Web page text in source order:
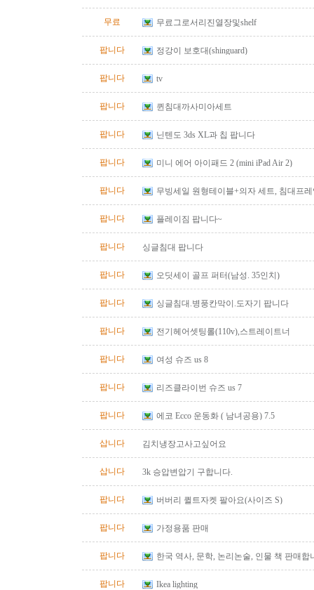
무료 무료그로서리진열장및shelf
팝니다 정강이 보호대(shinguard)
팝니다 tv
팝니다 퀸침대까사미아세트
팝니다 닌텐도 3ds XL과 칩 팝니다
팝니다 미니 에어 아이패드 2 (mini iPad Air 2)
팝니다 무빙세일 원형테이블+의자 세트, 침대프레
팝니다 플레이짐 팝니다~
팝니다 싱글침대 팝니다
팝니다 오딧세이 골프 퍼터(남성. 35인치)
팝니다 싱글침대.병풍칸막이.도자기 팝니다
팝니다 전기헤어셋팅롤(110v),스트레이트너
팝니다 여성 슈즈 us 8
팝니다 리즈클라이번 슈즈 us 7
팝니다 에코 Ecco 운동화 ( 남녀공용) 7.5
삽니다 김치냉장고사고싶어요
삽니다 3k 승압변압기 구합니다.
팝니다 버버리 퀼트자켓 팔아요(사이즈 S)
팝니다 가정용품 판매
팝니다 한국 역사, 문학, 논리논술, 인물 책 판매합
팝니다 Ikea lighting